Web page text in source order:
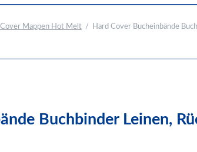
Cover Mappen Hot Melt
Hard Cover Bucheinbände
Buchbinder Leinen,